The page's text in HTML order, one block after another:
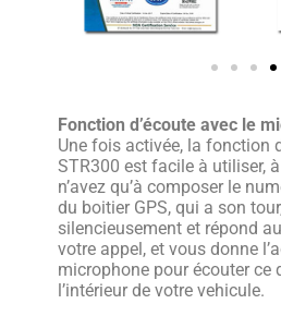
Fonction d’écoute avec le
Une fois activée, la fonction
STR300 est facile à utiliser,
n’avez qu’à composer le
du boitier GPS, qui a son
silencieusement et répond
votre appel, et vous donne
microphone pour écouter ce
l’intérieur de votre vehicule.